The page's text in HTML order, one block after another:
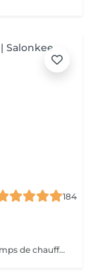
184
Pour ce massage il nous faudra compter le temps de chauffe de l'appareil alors prenez rendez vous à partir de 9h30 pour les soins le matin.